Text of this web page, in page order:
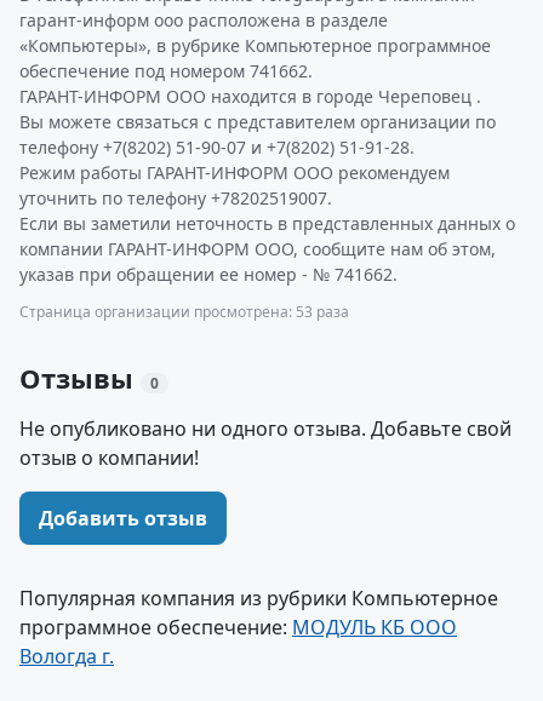
гарант-информ ооо расположена в разделе
«Компьютеры», в рубрике Компьютерное программное
обеспечение под номером 741662.
ГАРАНТ-ИНФОРМ ООО находится в городе Череповец .
Вы можете связаться с представителем организации по
телефону +7(8202) 51-90-07 и +7(8202) 51-91-28.
Режим работы ГАРАНТ-ИНФОРМ ООО рекомендуем
уточнить по телефону +78202519007.
Если вы заметили неточность в представленных данных о
компании ГАРАНТ-ИНФОРМ ООО, сообщите нам об этом,
указав при обращении ее номер - № 741662.
Страница организации просмотрена: 53 раза
Отзывы 0
Не опубликовано ни одного отзыва. Добавьте свой
отзыв о компании!
Добавить отзыв
Популярная компания из рубрики Компьютерное
программное обеспечение: МОДУЛЬ КБ ООО
Вологда г.